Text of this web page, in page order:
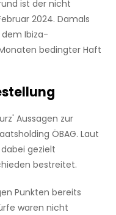
ist der nicht
2024. Damals
dem Ibiza-
bedingter Haft
Aussagen zur
ÖBAG. Laut
dabei gezielt
bestreitet.
Punkten bereits
waren nicht